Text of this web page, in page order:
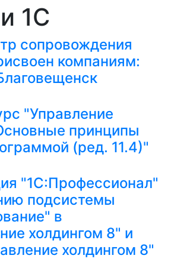
1С
сопровождения
компаниям:
"Управление
принципы
(ред. 11.4)"
"1С:Профессионал"
подсистемы
в
холдингом 8" и
холдингом 8"